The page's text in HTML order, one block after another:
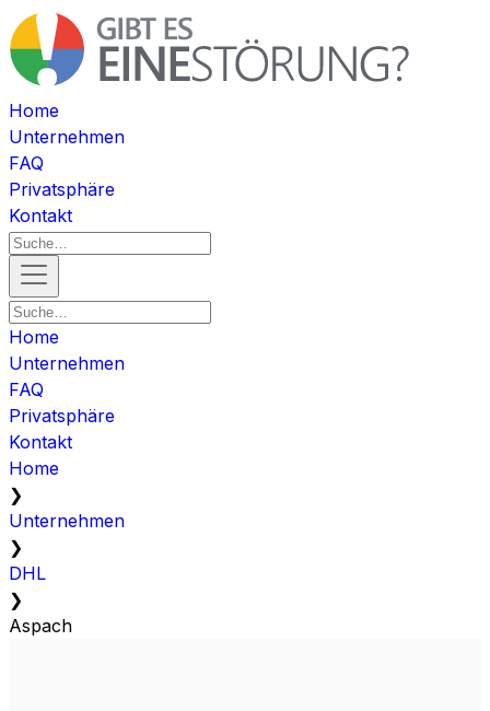
Home
Unternehmen
FAQ
Privatsphäre
Kontakt
Home
Unternehmen
FAQ
Privatsphäre
Kontakt
Home
❯
Unternehmen
❯
DHL
❯
Aspach